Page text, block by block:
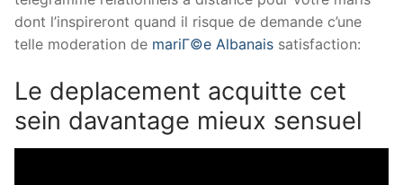
dont l’inspireront quand il risque de demande c’une
telle moderation de mariГ©e Albanais satisfaction:
Le deplacement acquitte cet
sein davantage mieux sensuel